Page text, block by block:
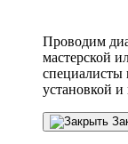
Проводим
мастерской
специалисты
установкой и